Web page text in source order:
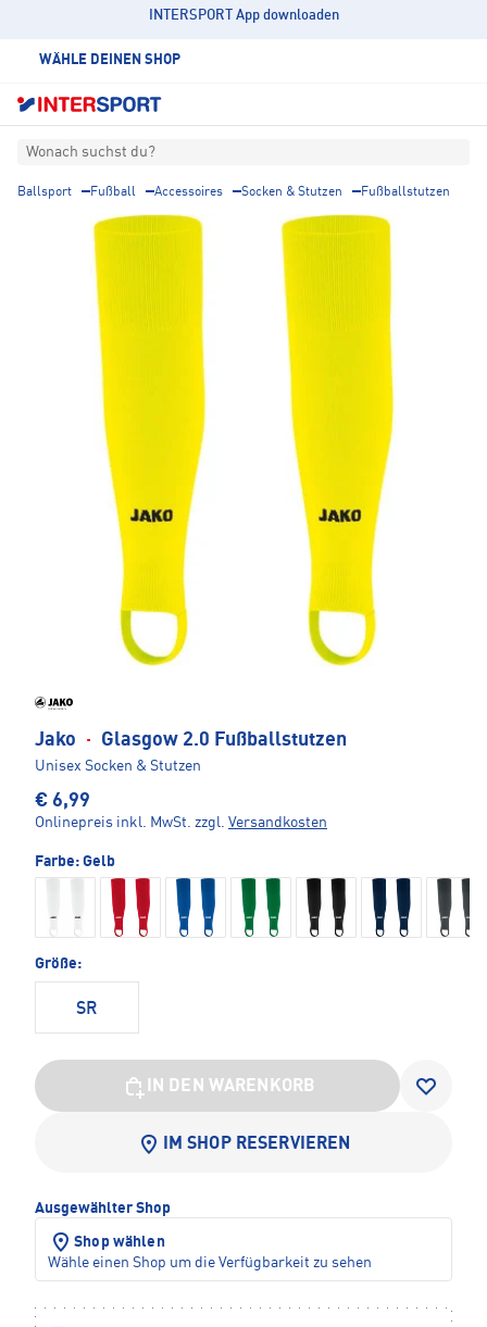
INTERSPORT App downloaden
WÄHLE DEINEN SHOP
Wonach suchst du?
Ballsport Fußball Accessoires Socken & Stutzen Fußballstutzen
Jako · Glasgow 2.0 Fußballstutzen
Unisex Socken & Stutzen
€ 6,99
Onlinepreis inkl. MwSt. zzgl. Versandkosten
Farbe: Gelb
Größe:
SR
IN DEN WARENKORB
IM SHOP RESERVIEREN
Ausgewählter Shop
Shop wählen
Wähle einen Shop um die Verfügbarkeit zu sehen